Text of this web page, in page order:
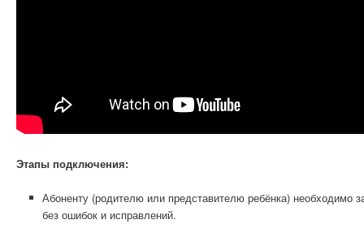
Этапы подключения:
Абоненту (родителю или представителю ребёнка)
без ошибок и исправлений.